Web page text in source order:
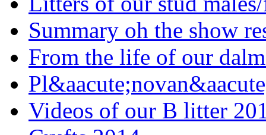
Summary oh the show
From the life of our
Videos of our B litter